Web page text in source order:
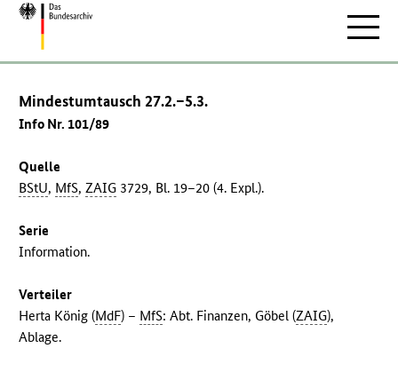
Zur
Mindestumtausch 27.2.–5.3.
Info Nr. 101/89
Quelle
BStU, MfS,ZAIG 3729, Bl. 19–20 (4. Expl.).
Serie
Information.
Verteiler
Herta König (MdF) – MfS: Abt. Finanzen, Göbel (ZAIG),
Ablage.